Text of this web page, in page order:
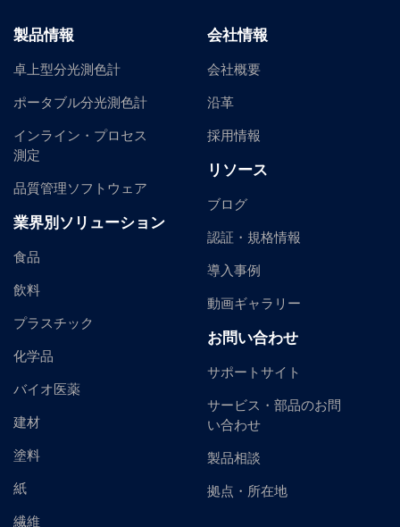
製品情報
卓上型分光測色計
ポータブル分光測色計
インライン・プロセス
測定
品質管理ソフトウェア
業界別ソリューション
食品
飲料
プラスチック
化学品
バイオ医薬
建材
塗料
紙
繊維
会社情報
会社概要
沿革
採用情報
リソース
ブログ
認証・規格情報
導入事例
動画ギャラリー
お問い合わせ
サポートサイト
サービス・部品のお問
い合わせ
製品相談
拠点・所在地